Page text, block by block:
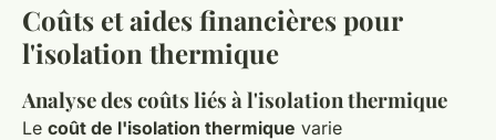
Coûts et aides financières pour
l'isolation thermique
Analyse des coûts liés à l'isolation thermique
Le coût de l'isolation thermique varie